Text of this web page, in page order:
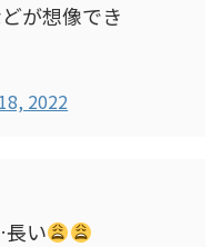
が想像でき
2022
い